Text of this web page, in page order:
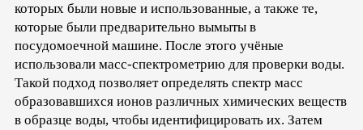
которых были новые и использованные, а также те,
которые были предварительно вымыты в
посудомоечной машине. После этого учёные
использовали масс-спектрометрию для проверки воды.
Такой подход позволяет определять спектр масс
образовавшихся ионов различных химических веществ
в образце воды, чтобы идентифицировать их. Затем